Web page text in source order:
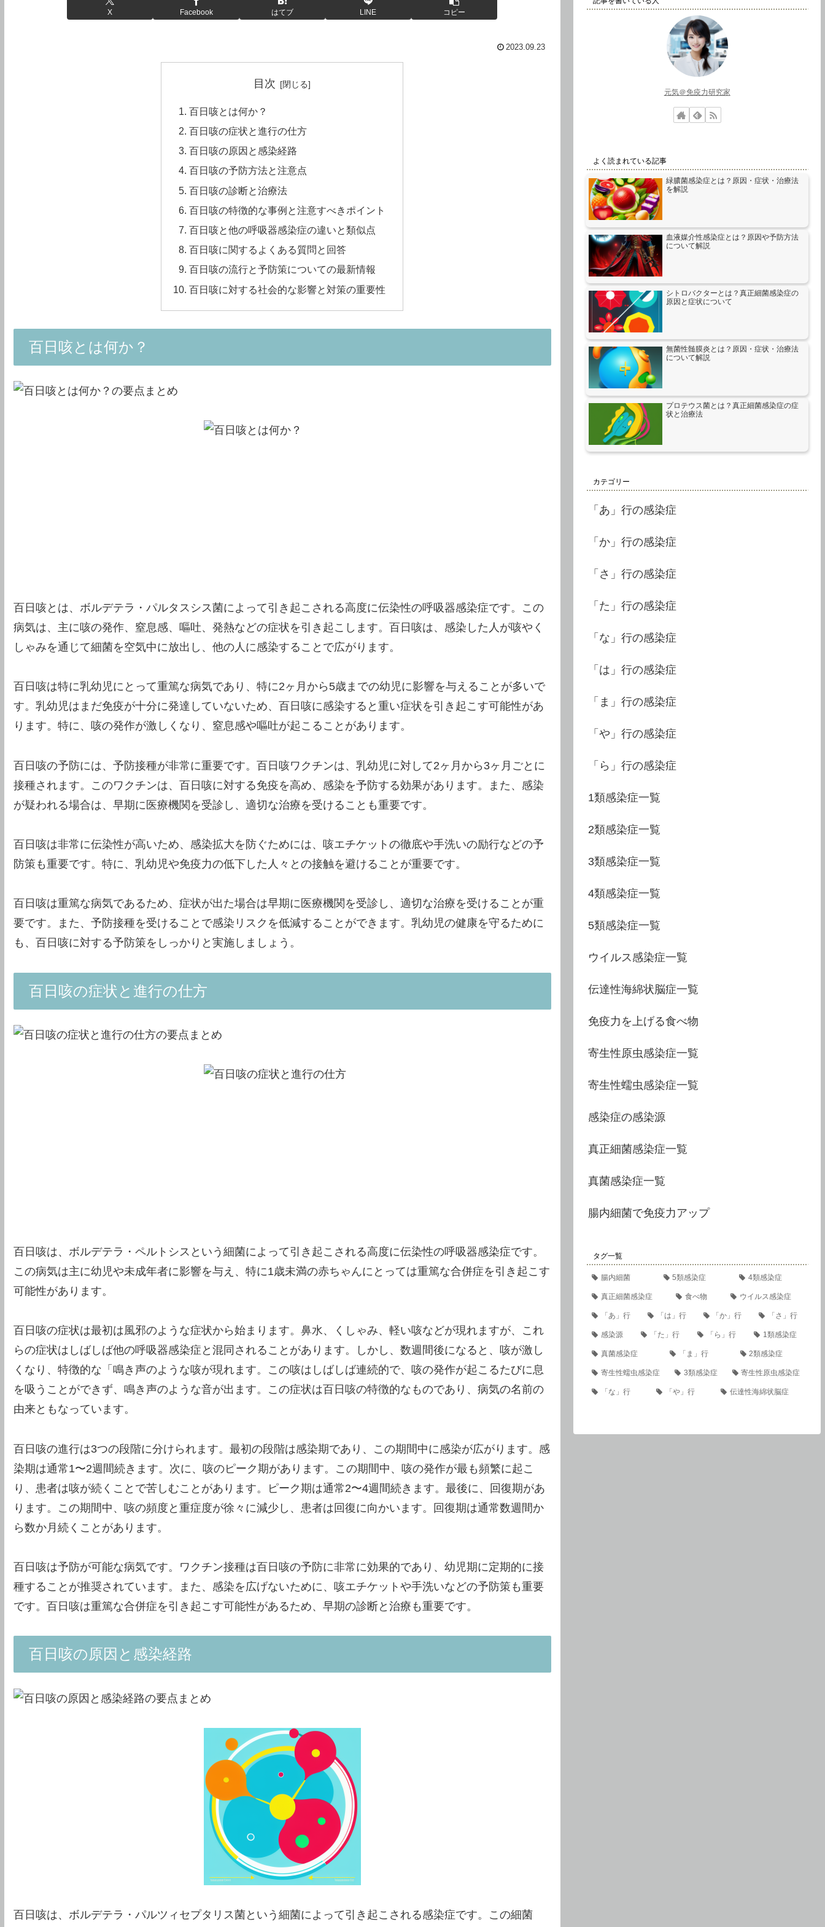
X Facebook はてブ LINE コピー
2023.09.23
目次
百日咳とは何か？
百日咳の症状と進行の仕方
百日咳の原因と感染経路
百日咳の予防方法と注意点
百日咳の診断と治療法
百日咳の特徴的な事例と注意すべきポイント
百日咳と他の呼吸器感染症の違いと類似点
百日咳に関するよくある質問と回答
百日咳の流行と予防策についての最新情報
百日咳に対する社会的な影響と対策の重要性
百日咳とは何か？
百日咳とは、ボルデテラ・パルタスシス菌によって引き起こされる高度に伝染性の呼吸器感染症です。この
病気は、主に咳の発作、窒息感、嘔吐、発熱などの症状を引き起こします。百日咳は、感染した人が咳やく
しゃみを通じて細菌を空気中に放出し、他の人に感染することで広がります。
百日咳は特に乳幼児にとって重篤な病気であり、特に2ヶ月から5歳までの幼児に影響を与えることが多いで
す。乳幼児はまだ免疫が十分に発達していないため、百日咳に感染すると重い症状を引き起こす可能性があ
ります。特に、咳の発作が激しくなり、窒息感や嘔吐が起こることがあります。
百日咳の予防には、予防接種が非常に重要です。百日咳ワクチンは、乳幼児に対して2ヶ月から3ヶ月ごとに
接種されます。このワクチンは、百日咳に対する免疫を高め、感染を予防する効果があります。また、感染
が疑われる場合は、早期に医療機関を受診し、適切な治療を受けることも重要です。
百日咳は非常に伝染性が高いため、感染拡大を防ぐためには、咳エチケットの徹底や手洗いの励行などの予
防策も重要です。特に、乳幼児や免疫力の低下した人々との接触を避けることが重要です。
百日咳は重篤な病気であるため、症状が出た場合は早期に医療機関を受診し、適切な治療を受けることが重
要です。また、予防接種を受けることで感染リスクを低減することができます。乳幼児の健康を守るために
も、百日咳に対する予防策をしっかりと実施しましょう。
百日咳の症状と進行の仕方
百日咳は、ボルデテラ・ペルトシスという細菌によって引き起こされる高度に伝染性の呼吸器感染症です。
この病気は主に幼児や未成年者に影響を与え、特に1歳未満の赤ちゃんにとっては重篤な合併症を引き起こす
可能性があります。
百日咳の症状は最初は風邪のような症状から始まります。鼻水、くしゃみ、軽い咳などが現れますが、これ
らの症状はしばしば他の呼吸器感染症と混同されることがあります。しかし、数週間後になると、咳が激し
くなり、特徴的な「鳴き声のような咳が現れます。この咳はしばしば連続的で、咳の発作が起こるたびに息
を吸うことができず、鳴き声のような音が出ます。この症状は百日咳の特徴的なものであり、病気の名前の
由来ともなっています。
百日咳の進行は3つの段階に分けられます。最初の段階は感染期であり、この期間中に感染が広がります。感
染期は通常1〜2週間続きます。次に、咳のピーク期があります。この期間中、咳の発作が最も頻繁に起こ
り、患者は咳が続くことで苦しむことがあります。ピーク期は通常2〜4週間続きます。最後に、回復期があ
ります。この期間中、咳の頻度と重症度が徐々に減少し、患者は回復に向かいます。回復期は通常数週間か
ら数か月続くことがあります。
百日咳は予防が可能な病気です。ワクチン接種は百日咳の予防に非常に効果的であり、幼児期に定期的に接
種することが推奨されています。また、感染を広げないために、咳エチケットや手洗いなどの予防策も重要
です。百日咳は重篤な合併症を引き起こす可能性があるため、早期の診断と治療も重要です。
百日咳の原因と感染経路
百日咳は、ボルデテラ・パルツィセプタリス菌という細菌によって引き起こされる感染症です。この細菌
元気＠免疫力研究家
よく読まれている記事
緑膿菌感染症とは？原因・症状・治療法
を解説
血液媒介性感染症とは？原因や予防方法
について解説
シトロバクターとは？真正細菌感染症の
原因と症状について
無菌性髄膜炎とは？原因・症状・治療法
について解説
プロテウス菌とは？真正細菌感染症の症
状と治療法
カテゴリー
「あ」行の感染症
「か」行の感染症
「さ」行の感染症
「た」行の感染症
「な」行の感染症
「は」行の感染症
「ま」行の感染症
「や」行の感染症
「ら」行の感染症
1類感染症一覧
2類感染症一覧
3類感染症一覧
4類感染症一覧
5類感染症一覧
ウイルス感染症一覧
伝達性海綿状脳症一覧
免疫力を上げる食べ物
寄生性原虫感染症一覧
寄生性蠕虫感染症一覧
感染症の感染源
真正細菌感染症一覧
真菌感染症一覧
腸内細菌で免疫力アップ
タグ一覧
腸内細菌 5類感染症 4類感染症
真正細菌感染症 食べ物 ウイルス感染症
「あ」行 「は」行 「か」行 「さ」行
感染源 「た」行 「ら」行 1類感染症
真菌感染症 「ま」行 2類感染症
寄生性蠕虫感染症 3類感染症 寄生性原虫感染症
「な」行 「や」行 伝達性海綿状脳症